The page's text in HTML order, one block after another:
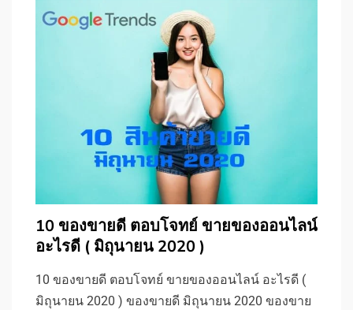
10 ของขายดี ตอบโจทย์ ขายของออนไลน์
อะไรดี ( มิถุนายน 2020 )
10 ของขายดี ตอบโจทย์ ขายของออนไลน์ อะไรดี (
มิถุนายน 2020 ) ของขายดี มิถุนายน 2020 ของขาย